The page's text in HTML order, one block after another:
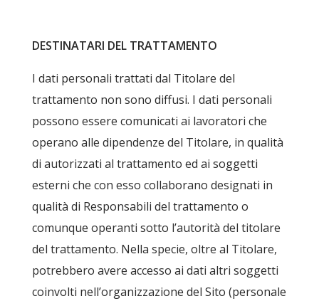
DESTINATARI DEL TRATTAMENTO
I dati personali trattati dal Titolare del
trattamento non sono diffusi. I dati personali
possono essere comunicati ai lavoratori che
operano alle dipendenze del Titolare, in qualità
di autorizzati al trattamento ed ai soggetti
esterni che con esso collaborano designati in
qualità di Responsabili del trattamento o
comunque operanti sotto l’autorità del titolare
del trattamento. Nella specie, oltre al Titolare,
potrebbero avere accesso ai dati altri soggetti
coinvolti nell’organizzazione del Sito (personale